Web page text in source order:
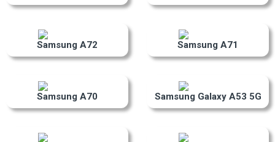
Samsung A72 Samsung A71
Samsung A70 Samsung Galaxy A53 5G